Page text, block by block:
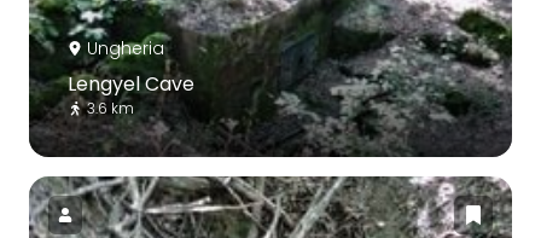
Ungheria
Lengyel Cave
3.6 km